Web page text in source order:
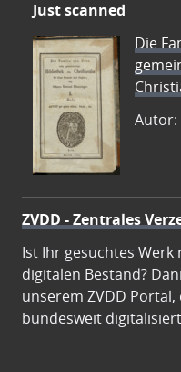
Just scanned
Die
Autor:
ZVDD - Zentrales
Ist Ihr gesuchtes
digitalen Bestand?
unserem ZVDD
bundesweit